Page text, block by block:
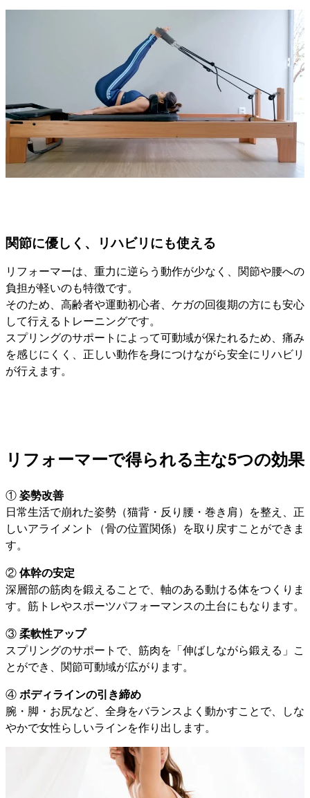
関節に優しく、リハビリにも使える
リフォーマーは、重力に逆らう動作が少なく、関節や腰への
負担が軽いのも特徴です。
そのため、高齢者や運動初心者、ケガの回復期の方にも安心
して行えるトレーニングです。
スプリングのサポートによって可動域が保たれるため、痛み
を感じにくく、正しい動作を身につけながら安全にリハビリ
が行えます。
リフォーマーで得られる主な5つの効果
①姿勢改善
日常生活で崩れた姿勢（猫背・反り腰・巻き肩）を整え、正
しいアライメント（骨の位置関係）を取り戻すことができま
す。
②体幹の安定
深層部の筋肉を鍛えることで、軸のある動ける体をつくりま
す。筋トレやスポーツパフォーマンスの土台にもなります。
③柔軟性アップ
スプリングのサポートで、筋肉を「伸ばしながら鍛える」こ
とができ、関節可動域が広がります。
④ボディラインの引き締め
腕・脚・お尻など、全身をバランスよく動かすことで、しな
やかで女性らしいラインを作り出します。